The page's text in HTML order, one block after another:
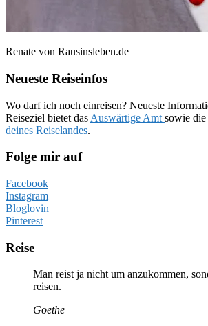
Renate von Rausinsleben.de
Neueste Reiseinfos
Wo darf ich noch einreisen? Neueste
Reiseziel bietet das Auswärtige Amt sowie die
deines Reiselandes.
Folge mir auf
Facebook
Instagram
Bloglovin
Pinterest
Reise
Man reist ja nicht um anzukommen,
reisen.
Goethe